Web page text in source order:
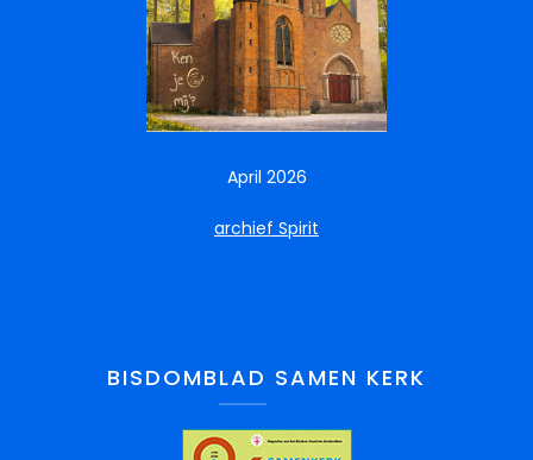
April 2026
archief Spirit
BISDOMBLAD SAMEN KERK